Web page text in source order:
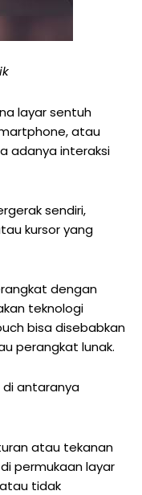
layar sentuh
atau
adanya interaksi
sendiri,
kursor yang
dengan
teknologi
bisa disebabkan
perangkat lunak.
antaranya
atau tekanan
permukaan layar
tidak